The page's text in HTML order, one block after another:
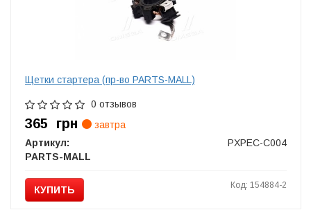
Щетки стартера (пр-во PARTS-MALL)
0 отзывов
365 грн
завтра
Артикул:
PXPEC-C004
PARTS-MALL
КУПИТЬ Код: 154884-2